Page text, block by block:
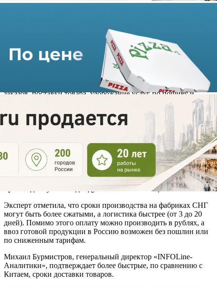
Republic, Sela, Zarina, I Am Studio и пр. перенесли
производство одежды в Киргизию, Узбекистан, Казахстан,
Белоруссию и другие страны СНГ.
Ранее ритейлеры производили товары преимущественно на
фабриках Китая. Однако увеличение сроков изготовления
заказов, поставки товара, удорожание услуг по пошиву и
логистики, подтолкнули российские компании к переменам.
Анна Лебсак-Клейманс, генеральный директор агентства
Fashion Consulting Group, рассказала: «Среди преимуществ в
пошиве на фабриках стран СНГ — технологически развитые
швейные и трикотажные производства, наличие субсидий у
производителей, которые позволяют получить
привлекательную себестоимость производства — она ниже,
чем в Китае, Турции, РФ на 20–50% на сопоставимые изделия
и партии. Это дает возможность ритейлерам продавать
произведенную там одежду по более низким ценам».
могут быть более сжатыми, а логистика быстрее (от 3 до 20
дней). Помимо этого оплату можно производить в рублях, а
ввоз готовой продукции в Россию возможен без пошлин или
по сниженным тарифам.
Аналитики», подтверждает более быстрые, по сравнению с
Китаем, сроки доставки товаров.